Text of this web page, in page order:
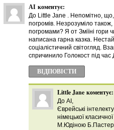
АІ коментує:
До Little Jane . Непомітно, що,
погромів. Незрозуміло
погромами? Я от Зміїні гори
написана гарна казка.
соціалістичний світогляд.
спричинило Голокост під час
ВІДПОВІCТИ
Little Jane коментує:
До АІ,
Єврейські
німецької
М.Юдіною